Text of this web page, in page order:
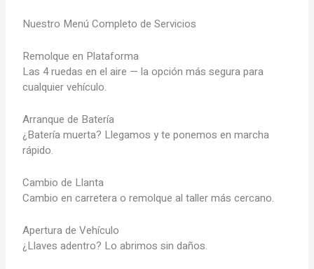
Nuestro Menú Completo de Servicios
Remolque en Plataforma
Las 4 ruedas en el aire — la opción más segura para
cualquier vehículo.
Arranque de Batería
¿Batería muerta? Llegamos y te ponemos en marcha
rápido.
Cambio de Llanta
Cambio en carretera o remolque al taller más cercano.
Apertura de Vehículo
¿Llaves adentro? Lo abrimos sin daños.